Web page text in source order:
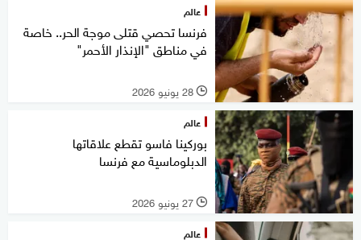
عالم
فرنسا تحصي قتلى موجة الحر.. خاصة
في مناطق "الإنذار الأحمر"
l 28 يونيو 2026
عالم
بوركينا فاسو تقطع علاقاتها
الدبلوماسية مع فرنسا
l 27 يونيو 2026
عالم